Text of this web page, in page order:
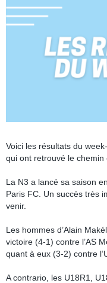
Voici les résultats du
qui ont retrouvé le
La N3 a lancé sa saison
Paris FC. Un succès très
venir.
Les hommes d’Alain
victoire (4-1) contre l’AS
quant à eux (3-2) contre
A contrario, les U18R1,